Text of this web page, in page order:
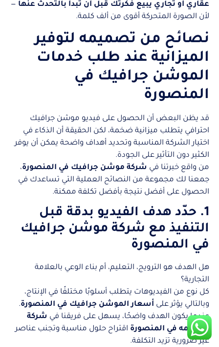
عقاري أو تجاري يبيع فكرتك قبل أن تبدأ بالتحدث عنها —
لأن الصورة المتحركة أقوى من ألف كلمة.
نصائح من تصميمه لتوفير
الميزانية عند طلب خدمات
الموشن جرافيك في
المنصورة
قد يظن البعض أن الحصول على فيديو موشن جرافيك
احترافي يتطلب ميزانية ضخمة، لكن الحقيقة أن الذكاء في
اختيار الشركة المناسبة وتحديد أهداف واضحة يمكن أن يوفر
الكثير دون التأثير على الجودة.
من واقع خبرتنا في شركة موشن جرافيك في المنصورة،
جمعنا لك مجموعة من النصائح العملية التي تساعدك في
الحصول على أفضل نتيجة بأفضل تكلفة ممكنة.
1. حدّد هدف الفيديو بدقة قبل
التنفيذ مع شركة موشن جرافيك
في المنصورة
هل الهدف هو الترويج، التعليم، أم بناء الوعي بالعلامة
التجارية؟
كل نوع من الفيديوهات يتطلب أسلوبًا مختلفًا في الإنتاج،
وبالتالي يؤثر على أسعار الموشن جرافيك في المنصورة.
عندما يكون الهدف واضحًا، يسهل على فريقنا في شركة
تصميمه في المنصورة اقتراح حلول مناسبة وتجنب عناصر
غير ضرورية تزيد التكلفة.